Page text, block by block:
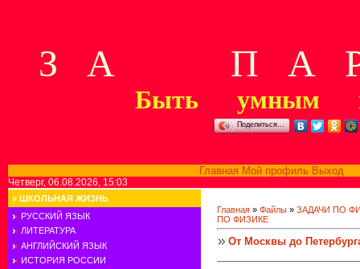
З А П А Р
Быть умным
Поделиться…
Главная Мой профиль Выход
Четверг, 06.08.2026, 15:03
» ШКОЛЬНАЯ ЖИЗНЬ
РУССКИЙ ЯЗЫК
ЛИТЕРАТУРА
АНГЛИЙСКИЙ ЯЗЫК
ИСТОРИЯ РОССИИ
Главная » Файлы » ЗАДАЧИ ПО
ПО ФИЗИКЕ
От Москвы до